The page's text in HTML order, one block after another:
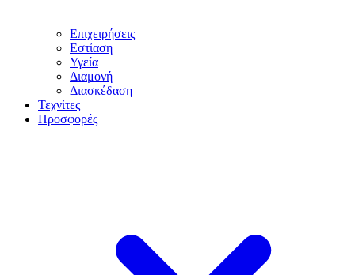
Επιχειρήσεις
Εστίαση
Υγεία
Διαμονή
Διασκέδαση
Τεχνίτες
Προσφορές